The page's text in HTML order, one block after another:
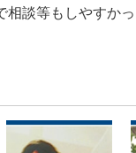
相談等もしやすかっ